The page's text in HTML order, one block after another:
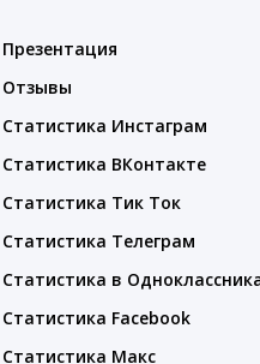
Презентация
Отзывы
Статистика Инстаграм
Статистика ВКонтакте
Статистика Тик Ток
Статистика Телеграм
Статистика в
Статистика Facebook
Статистика Макс